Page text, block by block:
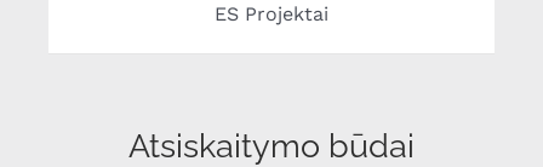
ES Projektai
Atsiskaitymo būdai